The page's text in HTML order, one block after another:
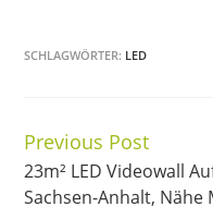
Display. ...
SCHLAGWÖRTER: LED
Continue
Reading
Previous Post
23m² LED Videowall
Sachsen-Anhalt, Nähe